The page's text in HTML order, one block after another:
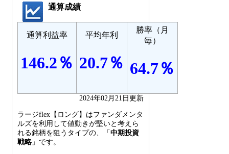
通算成績
通算利益率
146.2％
平均年利
20.7％
勝率（月
毎）
64.7％
2024年02月21日更新
ラージflex【ロング】はファンダメンタ
ルズを利用して値動きが堅いと考えら
れる銘柄を狙うタイプの、「 中期投資
戦略 」です。